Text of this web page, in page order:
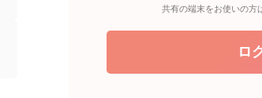
共有の端末をお使いの方